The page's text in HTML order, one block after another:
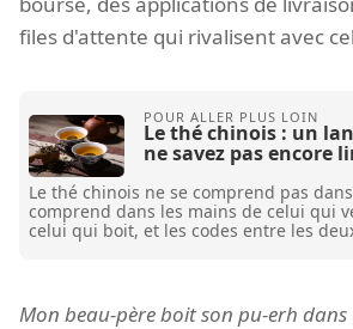
files d'attente qui rivalisent avec
Le thé chinois : un
ne savez pas encore
Le thé chinois ne se comprend pas
comprend dans les mains de celui qui
celui qui boit, et les codes entre les
Mon beau-père boit son pu-erh